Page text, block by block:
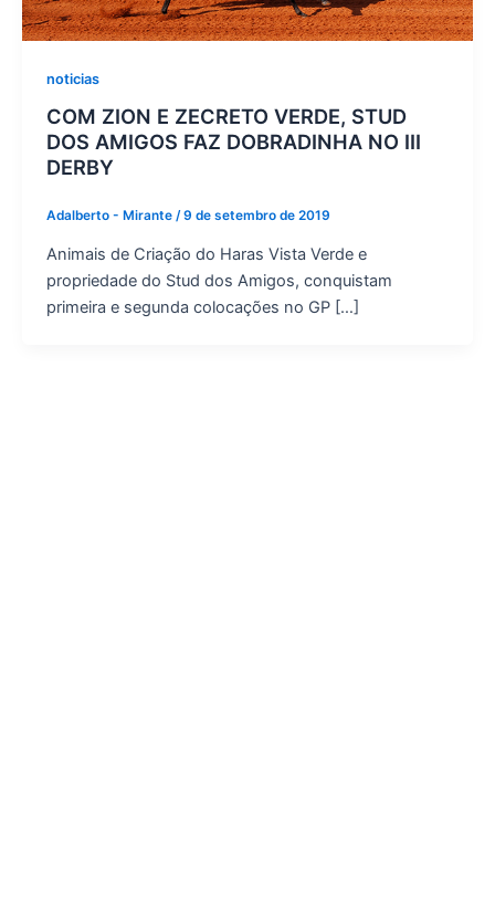
noticias
COM ZION E ZECRETO VERDE, STUD
DOS AMIGOS FAZ DOBRADINHA NO III
DERBY
Adalberto - Mirante /9 de setembro de 2019
Animais de Criação do Haras Vista Verde e
propriedade do Stud dos Amigos, conquistam
primeira e segunda colocações no GP […]